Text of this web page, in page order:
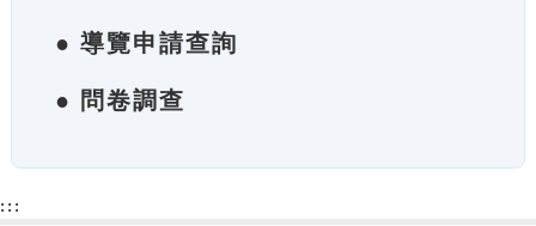
● 導覽申請查詢
● 問卷調查
:::